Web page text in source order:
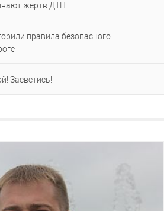
жертв ДТП
правила безопасного
Засветись!